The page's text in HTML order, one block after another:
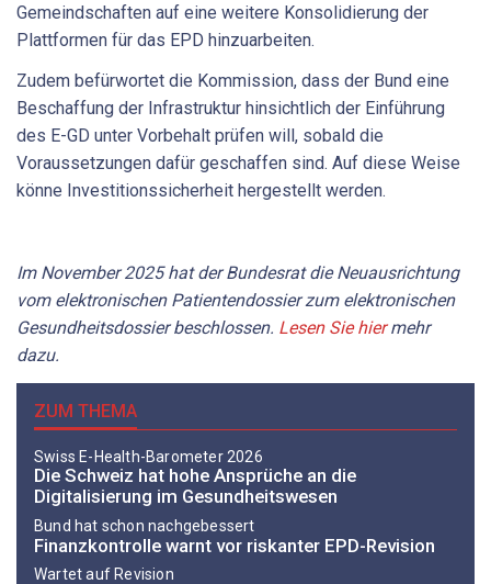
Gemeindschaften auf eine weitere Konsolidierung der
Plattformen für das EPD hinzuarbeiten.
Zudem befürwortet die Kommission, dass der Bund eine
Beschaffung der Infrastruktur hinsichtlich der Einführung
des E-GD unter Vorbehalt prüfen will, sobald die
Voraussetzungen dafür geschaffen sind. Auf diese Weise
könne Investitionssicherheit hergestellt werden.
Im November 2025 hat der Bundesrat die Neuausrichtung
vom elektronischen Patientendossier zum elektronischen
Gesundheitsdossier beschlossen. Lesen Sie hiermehr
dazu.
ZUM THEMA
Swiss E-Health-Barometer 2026
Die Schweiz hat hohe Ansprüche an die
Digitalisierung im Gesundheitswesen
Bund hat schon nachgebessert
Finanzkontrolle warnt vor riskanter EPD-Revision
Wartet auf Revision